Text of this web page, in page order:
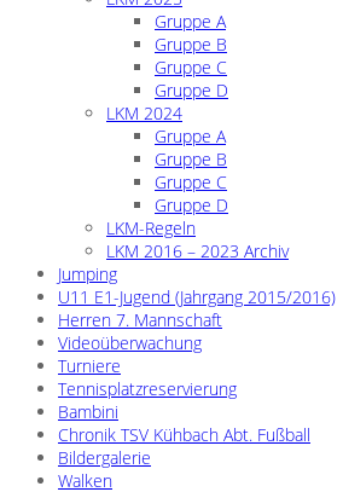
Gruppe A
Gruppe B
Gruppe C
Gruppe D
LKM 2024
Gruppe A
Gruppe B
Gruppe C
Gruppe D
LKM-Regeln
LKM 2016 – 2023 Archiv
Jumping
U11 E1-Jugend (Jahrgang 2015/2016)
Herren 7. Mannschaft
Videoüberwachung
Turniere
Tennisplatzreservierung
Bambini
Chronik TSV Kühbach Abt. Fußball
Bildergalerie
Walken